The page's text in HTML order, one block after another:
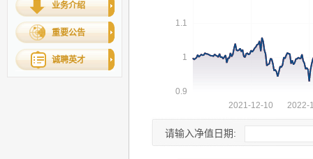
业务介绍
重要公告
诚聘英才
请输入净值日期: